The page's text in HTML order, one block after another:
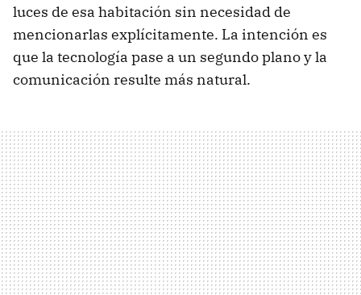
luces de esa habitación sin necesidad de
mencionarlas explícitamente. La intención es
que la tecnología pase a un segundo plano y la
comunicación resulte más natural.